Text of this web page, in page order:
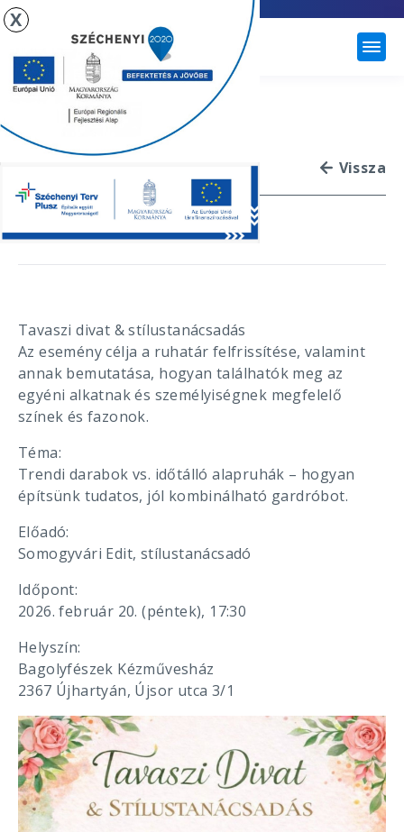
ÚJHARTYÁN
TAVASZI DIVAT &
STÍLUSTANÁCSADÁS!
Vissza
2026. február 20.
Tavaszi divat & stílustanácsadás
Az esemény célja a ruhatár felfrissítése, valamint
annak bemutatása, hogyan találhatók meg az
egyéni alkatnak és személyiségnek megfelelő
színek és fazonok.
Téma:
Trendi darabok vs. időtálló alapruhák – hogyan
építsünk tudatos, jól kombinálható gardróbot.
Előadó:
Somogyvári Edit, stílustanácsadó
Időpont:
2026. február 20. (péntek), 17:30
Helyszín:
Bagolyfészek Kézművesház
2367 Újhartyán, Újsor utca 3/1
X